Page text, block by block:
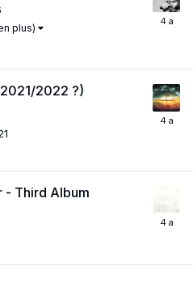
plus)
2022 ?)
- Third Album